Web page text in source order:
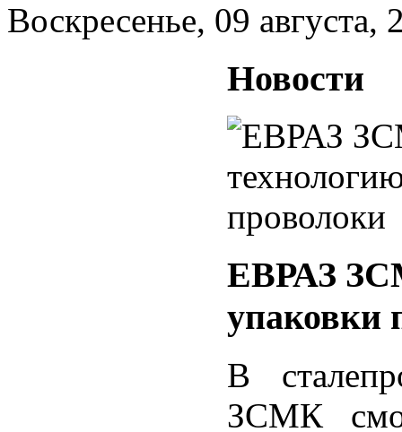
Воскресенье, 09 августа,
Новости
ЕВРАЗ
упаковки
В
ЗСМК